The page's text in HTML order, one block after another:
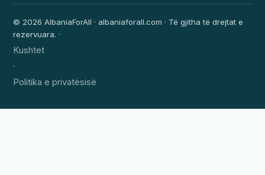
© 2026 AlbaniaForAll · albaniaforall.com · Të gjitha të drejtat e
rezervuara. ·
Kushtet
·
Politika e privatësisë